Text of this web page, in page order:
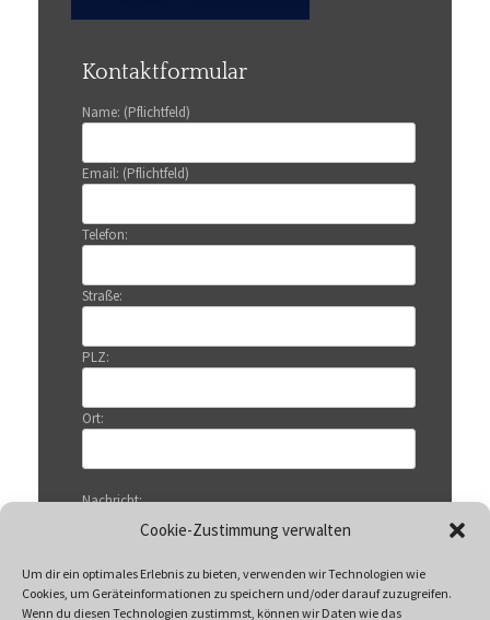
Cookie-Zustimmung verwalten
Um dir ein optimales Erlebnis zu bieten, verwenden wir Technologien wie
Cookies, um Geräteinformationen zu speichern und/oder darauf zuzugreifen.
Wenn du diesen Technologien zustimmst, können wir Daten wie das
Kontaktformular
Name: (Pflichtfeld)
Email: (Pflichtfeld)
Telefon:
Straße:
PLZ:
Ort:
Nachricht: